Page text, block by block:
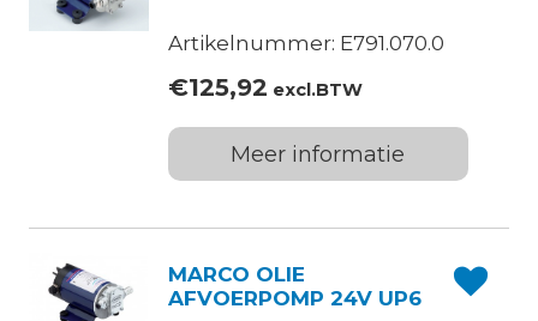
Artikelnummer: E791.070.0
€125,92 excl.BTW
Meer informatie
MARCO OLIE
AFVOERPOMP 24V UP6